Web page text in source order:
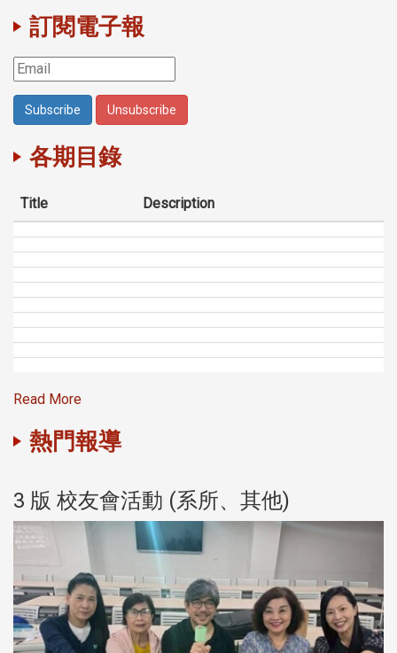
訂閱電子報
各期目錄
Title Description
Read More
熱門報導
3 版 校友會活動 (系所、其他)